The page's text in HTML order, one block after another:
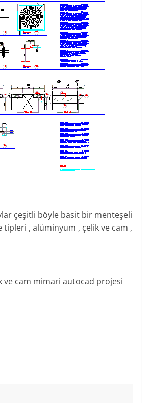
çeşitli böyle basit bir menteşeli
tipleri , alüminyum , çelik ve cam ,
ve cam mimari autocad projesi